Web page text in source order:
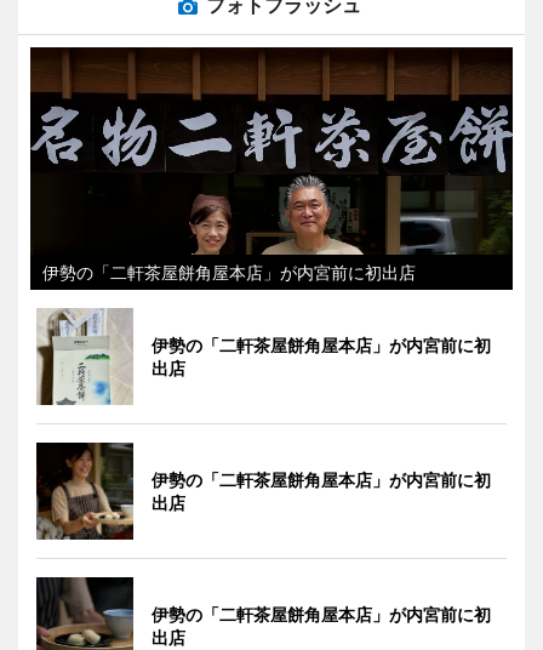
フォトフラッシュ
伊勢の「二軒茶屋餅角屋本店」が内宮前に初出店
伊勢の「二軒茶屋餅角屋本店」が内宮前に初
出店
伊勢の「二軒茶屋餅角屋本店」が内宮前に初
出店
伊勢の「二軒茶屋餅角屋本店」が内宮前に初
出店